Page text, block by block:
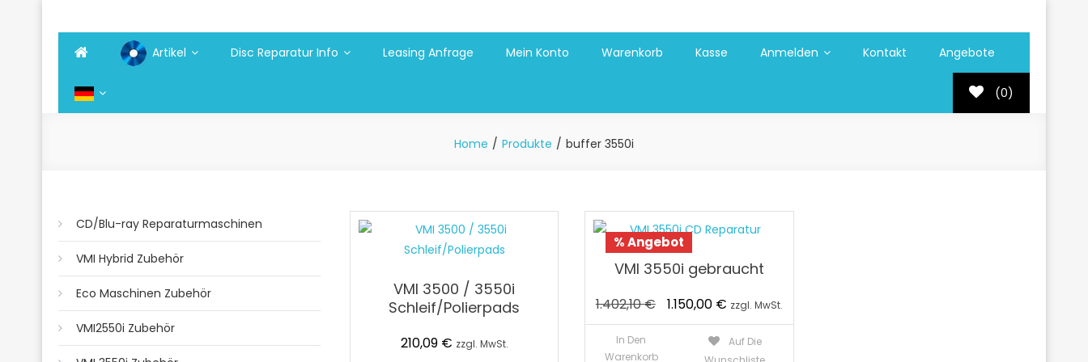
Disc Reparatur Lösungen
Artikel Disc Reparatur Info Leasing Anfrage Mein Konto Warenkorb Kasse Anmelden Kontakt Angebote
(0)
Home Produkte buffer 3550i
VMI 3500 / 3550i
Schleif/Polierpads
210,09 € zzgl. MwSt.
% Angebot
VMI 3550i gebraucht
1.402,10€
Ursprünglicher
Preis
1.150,00 €Aktueller
Preis
ist:
zzgl. MwSt.
In Den
Warenkorb
Auf Die
CD/Blu-ray Reparaturmaschinen
VMI Hybrid Zubehör
Eco Maschinen Zubehör
VMI2550i Zubehör